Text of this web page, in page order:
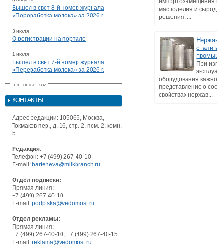
Вышел в свет 8-й номер журнала
«Переработка молока» за 2026 г.
3 июля
О регистрации на портале
1 июля
Вышел в свет 7-й номер журнала
«Переработка молока» за 2026 г.
КОНТАКТЫ
Адрес редакции: 105066, Москва,
Токмаков пер., д. 16, стр. 2, пом. 2, комн.
5
Редакция:
Телефон: +7 (499) 267-40-10
E-mail: barteneva@milkbranch.ru
Отдел подписки:
Прямая линия:
+7 (499) 267-40-10
E-mail: podpiska@vedomost.ru
Отдел рекламы:
Прямая линия:
+7 (499) 267-40-10, +7 (499) 267-40-15
E-mail: reklama@vedomost.ru
импортозамещения
маслоделия и
решения. ...
стали
При
оборудования
представление о
свойствах нержав...